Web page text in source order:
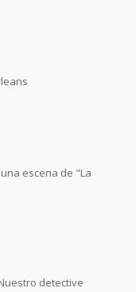
escena de "La
detective